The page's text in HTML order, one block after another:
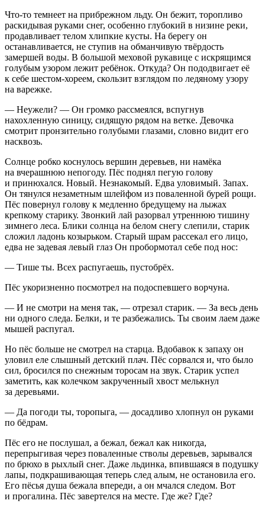
Что-то темнеет на прибрежном льду. Он бежит, торопливо
раскидывая руками снег, особенно глубокий в низине реки,
продавливает телом хлипкие кусты. На берегу он
останавливается, не ступив на обманчивую твёрдость
замершей воды. В большой меховой рукавице с искрящимся
голубым узором лежит ребёнок. Откуда? Он пододвигает её
к себе шестом-хореем, скользит взглядом по ледяному узору
на варежке.
— Неужели? — Он громко рассмеялся, вспугнув
нахохленную синицу, сидящую рядом на ветке. Девочка
смотрит пронзительно голубыми глазами, словно видит его
насквозь.
Солнце робко коснулось вершин деревьев, ни намёка
на вчерашнюю непогоду. Пёс поднял пегую голову
и принюхался. Новый. Незнакомый. Едва уловимый. Запах.
Он тянулся незаметным шлейфом из поваленной бурей рощи.
Пёс повернул голову к медленно бредущему на лыжах
крепкому старику. Звонкий лай разорвал утреннюю тишину
зимнего леса. Блики солнца на белом снегу слепили, старик
сложил ладонь козырьком. Старый шрам рассекал его лицо,
едва не задевая левый глаз Он пробормотал себе под нос:
— Тише ты. Всех распугаешь, пустобрёх.
Пёс укоризненно посмотрел на подоспевшего ворчуна.
— И не смотри на меня так, — отрезал старик. — За весь день
ни одного следа. Белки, и те разбежались. Ты своим лаем даже
мышей распугал.
Но пёс больше не смотрел на старца. Вдобавок к запаху он
уловил еле слышный детский плач. Пёс сорвался и, что было
сил, бросился по снежным торосам на звук. Старик успел
заметить, как колечком закрученный хвост мелькнул
за деревьями.
— Да погоди ты, торопыга, — досадливо хлопнул он руками
по бёдрам.
Пёс его не послушал, а бежал, бежал как никогда,
перепрыгивая через поваленные стволы деревьев, зарывался
по брюхо в рыхлый снег. Даже льдинка, впившаяся в подушку
лапы, подкрашивающая теперь след алым, не остановила его.
Его пёсья душа бежала впереди, а он мчался следом. Вот
и прогалина. Пёс завертелся на месте. Где же? Где?